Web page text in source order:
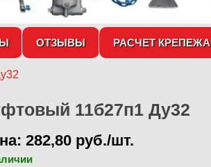
ОТЗЫВЫ РАСЧЕТ КРЕПЕЖА
11б27п1 Ду32
282,80 руб./шт.